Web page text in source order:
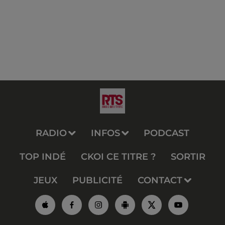
RADIO INFOS PODCAST
TOP INDÉ CKOI CE TITRE ? SORTIR
JEUX PUBLICITÉ CONTACT